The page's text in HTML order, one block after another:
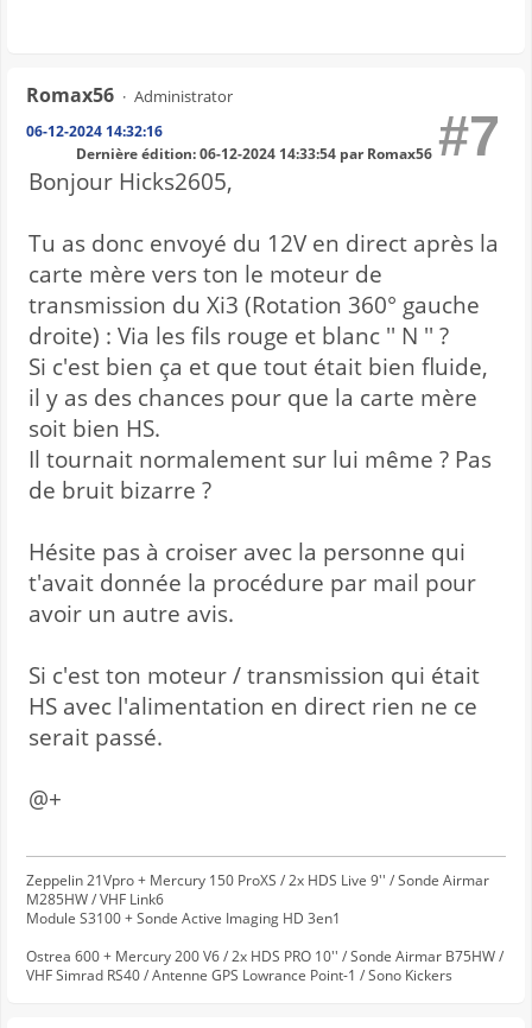
Romax56 Administrator
06-12-2024 14:32:16 #7
Dernière édition: 06-12-2024 14:33:54 par Romax56
Bonjour Hicks2605,
Tu as donc envoyé du 12V en direct après la
carte mère vers ton le moteur de
transmission du Xi3 (Rotation 360° gauche
droite) : Via les fils rouge et blanc '' N '' ?
Si c'est bien ça et que tout était bien fluide,
il y as des chances pour que la carte mère
soit bien HS.
Il tournait normalement sur lui même ? Pas
de bruit bizarre ?
Hésite pas à croiser avec la personne qui
t'avait donnée la procédure par mail pour
avoir un autre avis.
Si c'est ton moteur / transmission qui était
HS avec l'alimentation en direct rien ne ce
serait passé.
@+
Zeppelin 21Vpro + Mercury 150 ProXS / 2x HDS Live 9'' / Sonde Airmar
M285HW / VHF Link6
Module S3100 + Sonde Active Imaging HD 3en1
Ostrea 600 + Mercury 200 V6 / 2x HDS PRO 10'' / Sonde Airmar B75HW /
VHF Simrad RS40 / Antenne GPS Lowrance Point-1 / Sono Kickers